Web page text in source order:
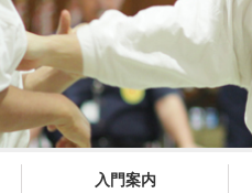
入門案内